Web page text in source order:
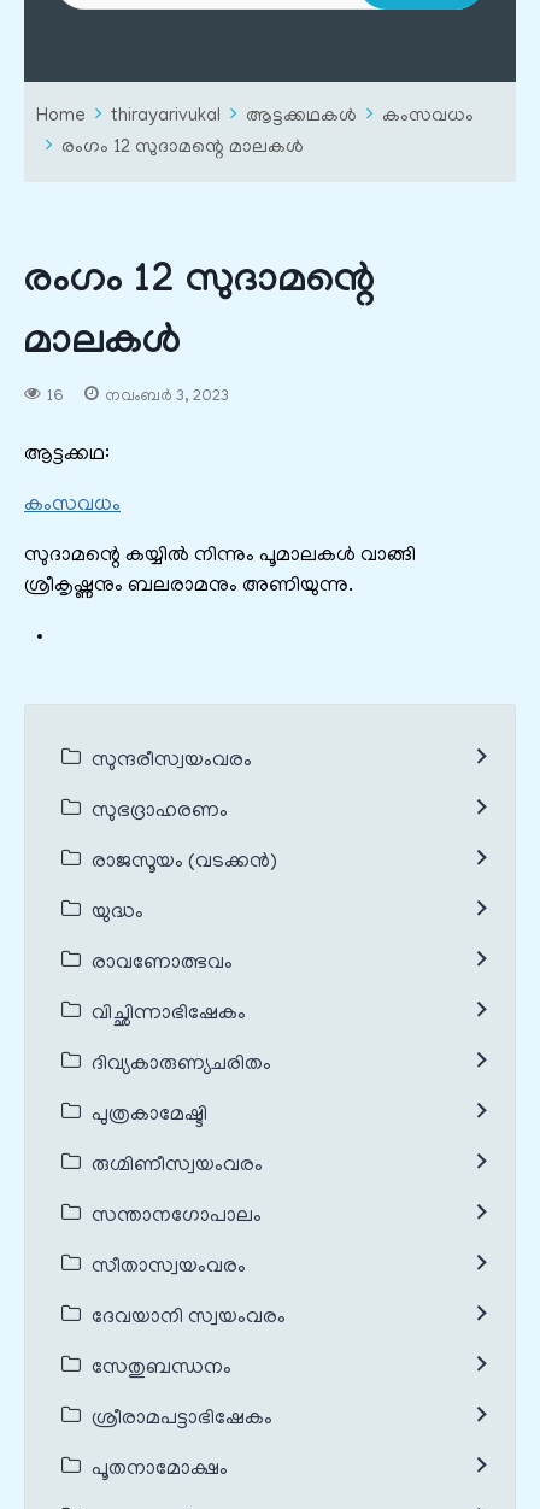
Home thirayarivukal ആട്ടക്കഥകൾ
കംസവധം
രംഗം 12 സുദാമന്റെ മാലകൾ
രംഗം 12 സുദാമന്റെ
മാലകൾ
16 നവംബർ 3, 2023
ആട്ടക്കഥ:
കംസവധം
സുദാമന്റെ കയ്യിൽ നിന്നും പൂമാലകൾ വാങ്ങി
ശ്രീകൃഷ്ണനും ബലരാമനും അണിയുന്നു.
സുന്ദരീസ്വയംവരം
സുഭദ്രാഹരണം
രാജസൂയം (വടക്കൻ)
യുദ്ധം
രാവണോത്ഭവം
വിച്ഛിന്നാഭിഷേകം
ദിവ്യകാരുണ്യചരിതം
പുത്രകാമേഷ്ടി
രുഗ്മിണീസ്വയംവരം
സന്താനഗോപാലം
സീതാസ്വയംവരം
ദേവയാനി സ്വയംവരം
സേതുബന്ധനം
ശ്രീരാമപട്ടാഭിഷേകം
പൂതനാമോക്ഷം